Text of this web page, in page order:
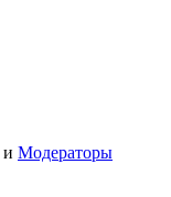
и Модераторы